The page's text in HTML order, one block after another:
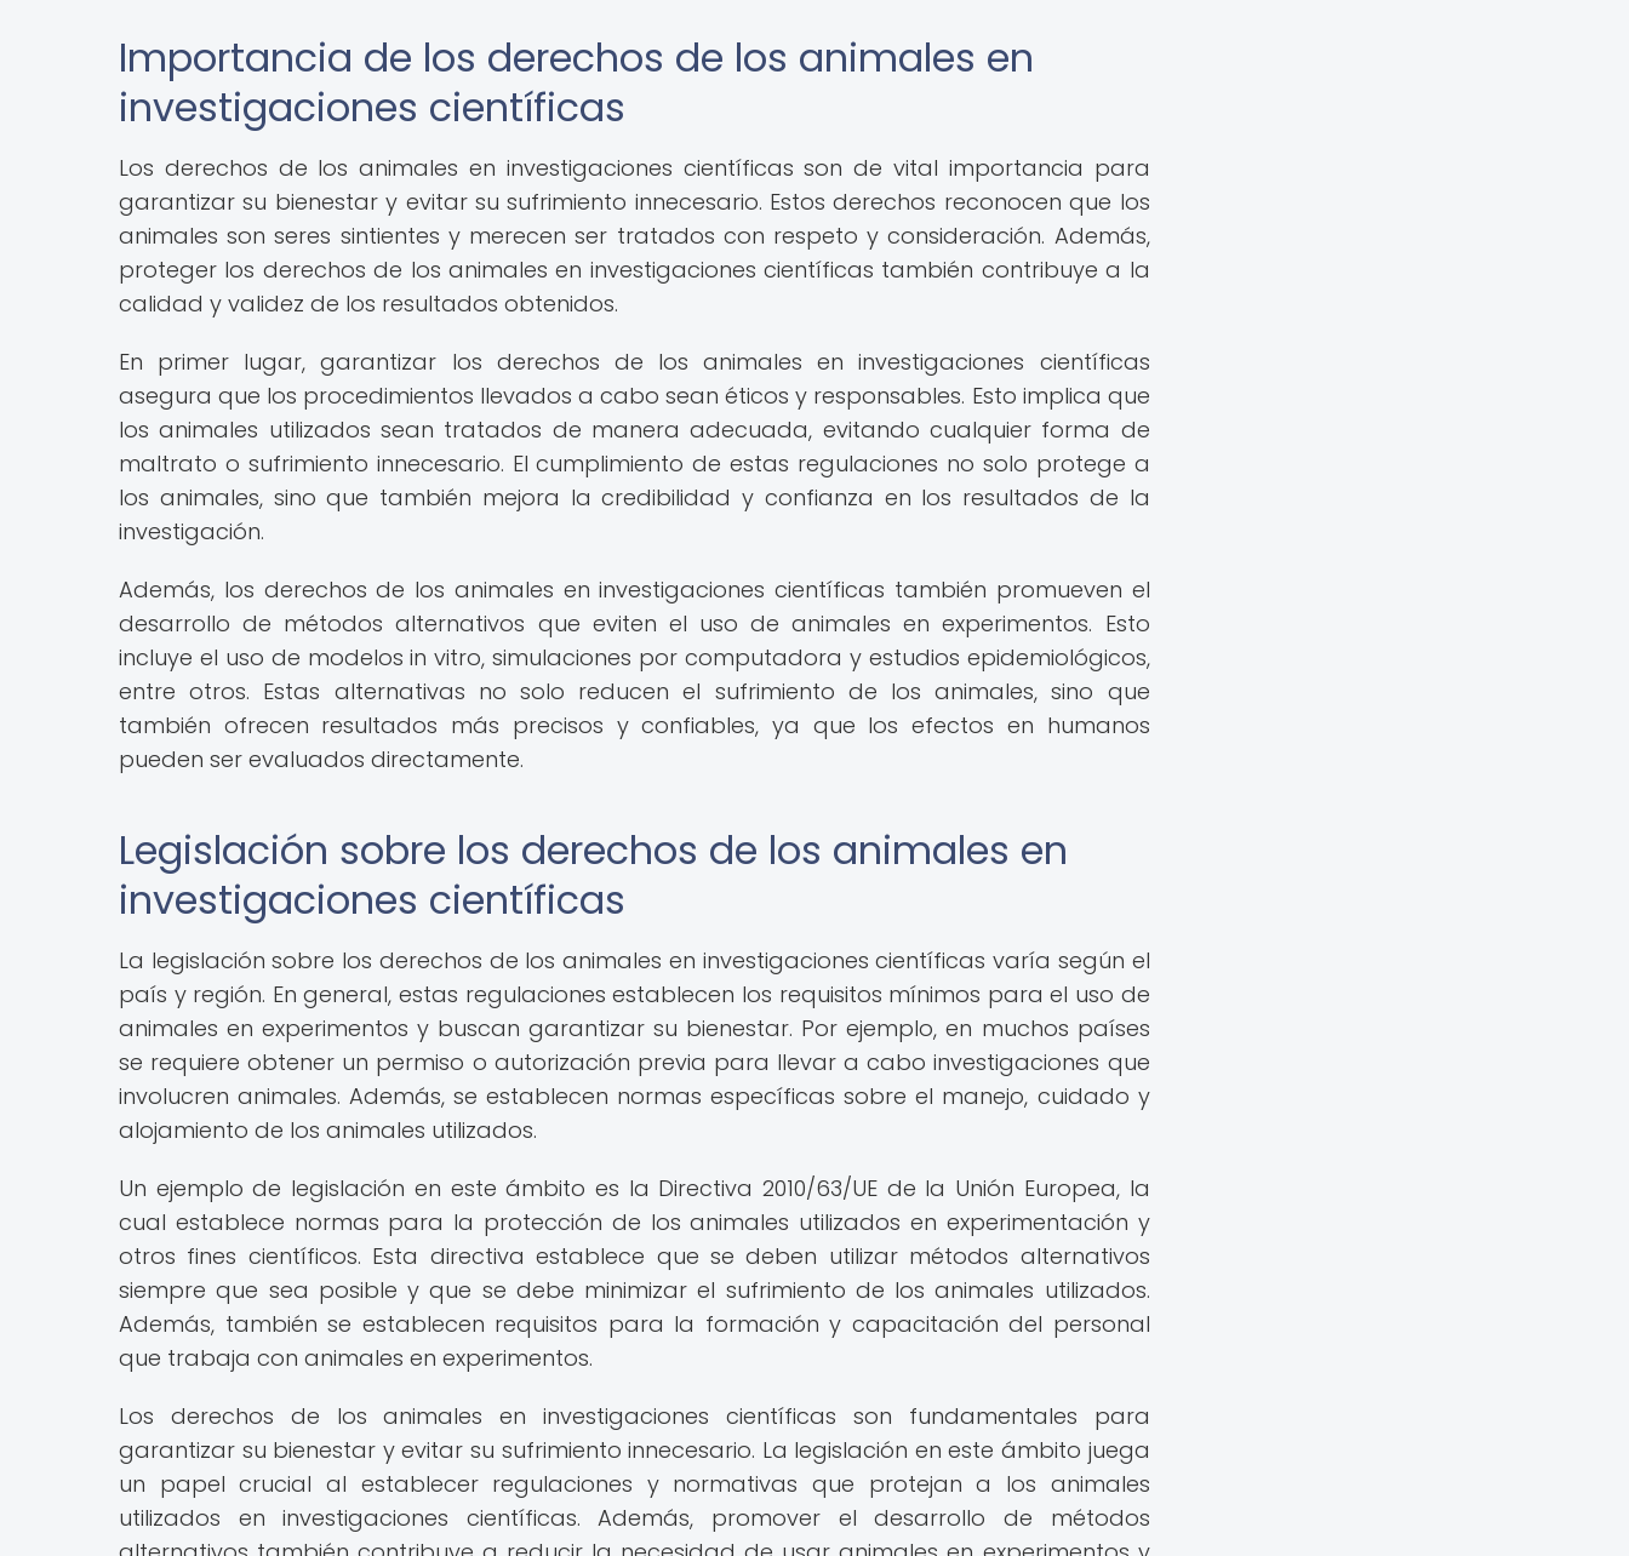
Importancia de los derechos de los animales en
investigaciones científicas
Los derechos de los animales en investigaciones científicas son de vital importancia para
garantizar su bienestar y evitar su sufrimiento innecesario. Estos derechos reconocen que los
animales son seres sintientes y merecen ser tratados con respeto y consideración. Además,
proteger los derechos de los animales en investigaciones científicas también contribuye a la
calidad y validez de los resultados obtenidos.
En primer lugar, garantizar los derechos de los animales en investigaciones científicas
asegura que los procedimientos llevados a cabo sean éticos y responsables. Esto implica que
los animales utilizados sean tratados de manera adecuada, evitando cualquier forma de
maltrato o sufrimiento innecesario. El cumplimiento de estas regulaciones no solo protege a
los animales, sino que también mejora la credibilidad y confianza en los resultados de la
investigación.
Además, los derechos de los animales en investigaciones científicas también promueven el
desarrollo de métodos alternativos que eviten el uso de animales en experimentos. Esto
incluye el uso de modelos in vitro, simulaciones por computadora y estudios epidemiológicos,
entre otros. Estas alternativas no solo reducen el sufrimiento de los animales, sino que
también ofrecen resultados más precisos y confiables, ya que los efectos en humanos
pueden ser evaluados directamente.
Legislación sobre los derechos de los animales en
investigaciones científicas
La legislación sobre los derechos de los animales en investigaciones científicas varía según el
país y región. En general, estas regulaciones establecen los requisitos mínimos para el uso de
animales en experimentos y buscan garantizar su bienestar. Por ejemplo, en muchos países
se requiere obtener un permiso o autorización previa para llevar a cabo investigaciones que
involucren animales. Además, se establecen normas específicas sobre el manejo, cuidado y
alojamiento de los animales utilizados.
Un ejemplo de legislación en este ámbito es la Directiva 2010/63/UE de la Unión Europea, la
cual establece normas para la protección de los animales utilizados en experimentación y
otros fines científicos. Esta directiva establece que se deben utilizar métodos alternativos
siempre que sea posible y que se debe minimizar el sufrimiento de los animales utilizados.
Además, también se establecen requisitos para la formación y capacitación del personal
que trabaja con animales en experimentos.
Los derechos de los animales en investigaciones científicas son fundamentales para
garantizar su bienestar y evitar su sufrimiento innecesario. La legislación en este ámbito juega
un papel crucial al establecer regulaciones y normativas que protejan a los animales
utilizados en investigaciones científicas. Además, promover el desarrollo de métodos